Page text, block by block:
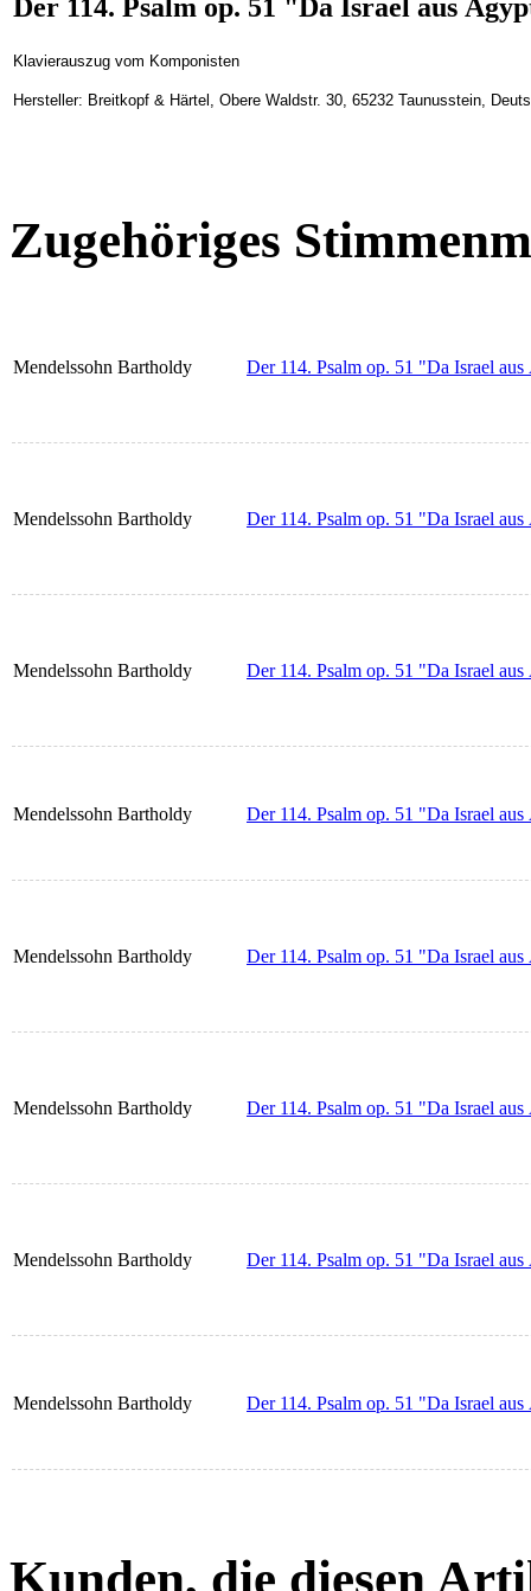
Der 114. Psalm op. 51 "Da Israel aus
Klavierauszug vom Komponisten
Hersteller: Breitkopf & Härtel, Obere Waldstr. 30, 65232 Taunusstein,
Zugehöriges
Mendelssohn Bartholdy Der 114. Psalm op. 51 "Da Israel
Mendelssohn Bartholdy Der 114. Psalm op. 51 "Da Israel
Mendelssohn Bartholdy Der 114. Psalm op. 51 "Da Israel
Mendelssohn Bartholdy Der 114. Psalm op. 51 "Da Israel
Mendelssohn Bartholdy Der 114. Psalm op. 51 "Da Israel
Mendelssohn Bartholdy Der 114. Psalm op. 51 "Da Israel
Mendelssohn Bartholdy Der 114. Psalm op. 51 "Da Israel
Mendelssohn Bartholdy Der 114. Psalm op. 51 "Da Israel
Kunden, die diesen